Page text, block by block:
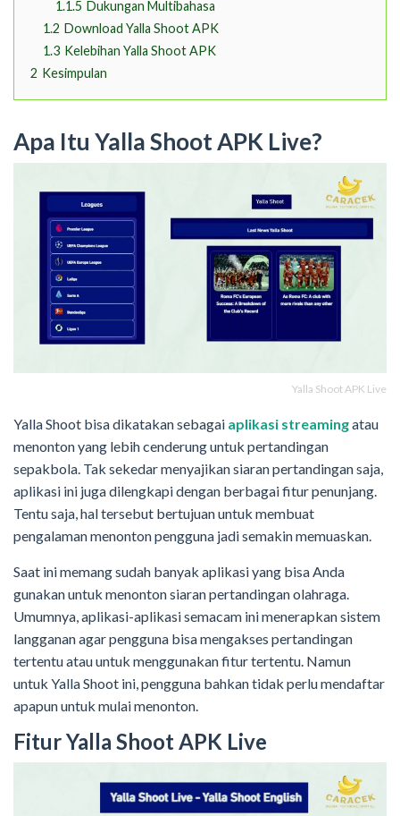
1.1.5 Dukungan Multibahasa
1.2 Download Yalla Shoot APK
1.3 Kelebihan Yalla Shoot APK
2 Kesimpulan
Apa Itu Yalla Shoot APK Live?
Yalla Shoot APK Live
Yalla Shoot bisa dikatakan sebagai aplikasi streamingatau
menonton yang lebih cenderung untuk pertandingan
sepakbola. Tak sekedar menyajikan siaran pertandingan saja,
aplikasi ini juga dilengkapi dengan berbagai fitur penunjang.
Tentu saja, hal tersebut bertujuan untuk membuat
pengalaman menonton pengguna jadi semakin memuaskan.
Saat ini memang sudah banyak aplikasi yang bisa Anda
gunakan untuk menonton siaran pertandingan olahraga.
Umumnya, aplikasi-aplikasi semacam ini menerapkan sistem
langganan agar pengguna bisa mengakses pertandingan
tertentu atau untuk menggunakan fitur tertentu. Namun
untuk Yalla Shoot ini, pengguna bahkan tidak perlu mendaftar
apapun untuk mulai menonton.
Fitur Yalla Shoot APK Live